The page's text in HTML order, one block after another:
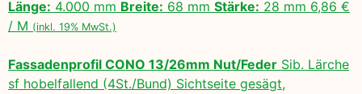
Länge: 4.000 mm Breite: 68 mm Stärke: 28 mm 6,86 €
/ M (inkl. 19% MwSt.)
Fassadenprofil CONO 13/26mm Nut/Feder Sib. Lärche
sf hobelfallend (4St./Bund) Sichtseite gesägt,